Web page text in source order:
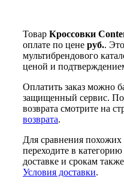
Товар Кроссовки
оплате по цене руб..
мультибрендового
ценой и
Оплатить заказ можно
защищенный сервис.
возврата смотрите на
возврата.
Для сравнения
переходите в категорию
доставке и срокам
Условия доставки.